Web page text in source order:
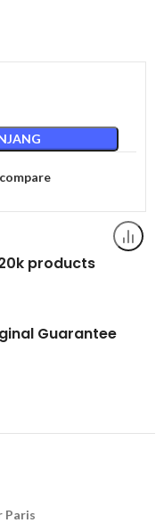
products
Guarantee
Paris